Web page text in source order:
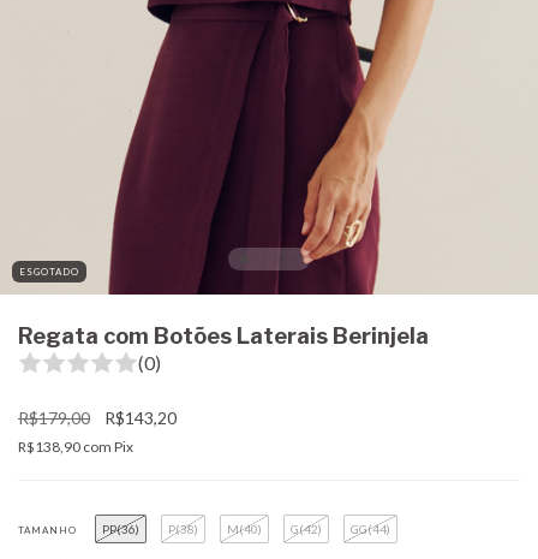
ESGOTADO
Regata com Botões Laterais Berinjela
(0)
R$179,00 R$143,20
R$138,90 com Pix
TAMANHO PP(36) P(38) M(40) G(42) GG(44)